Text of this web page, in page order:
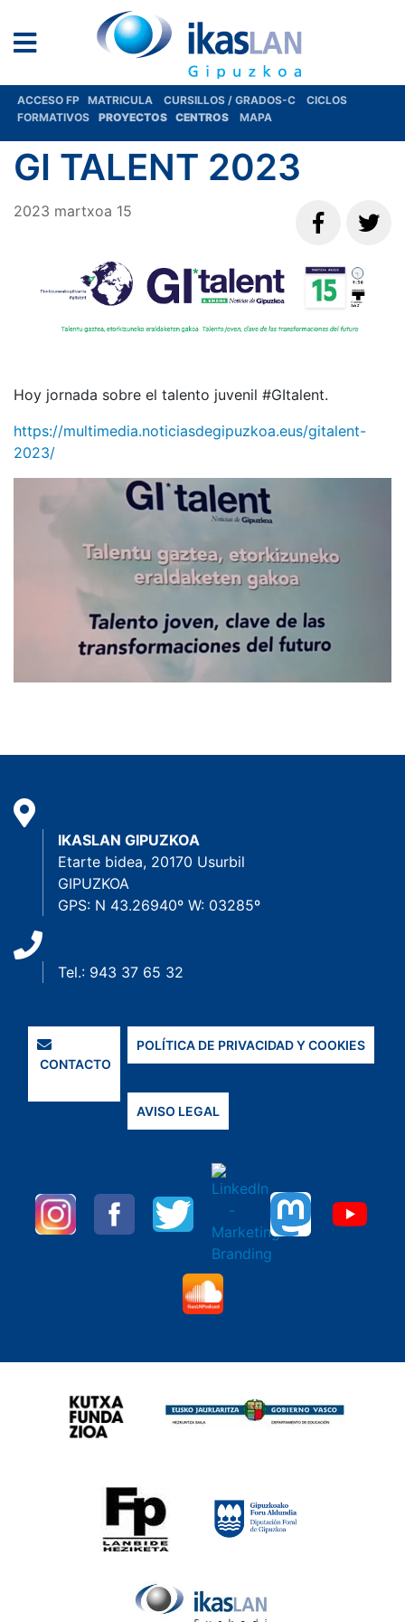
ACCESO FP MATRICULA CURSILLOS / GRADOS-C
CICLOS
FORMATIVOS
PROYECTOS CENTROS MAPA
GI TALENT 2023
2023 martxoa 15
Hoy jornada sobre el talento juvenil #GItalent.
https://multimedia.noticiasdegipuzkoa.eus/gitalent-
2023/
IKASLAN GIPUZKOA
Etarte bidea, 20170 Usurbil
GIPUZKOA
GPS: N 43.26940º W: 03285º
Tel.: 943 37 65 32
CONTACTO
POLÍTICA DE PRIVACIDAD Y COOKIES
AVISO LEGAL